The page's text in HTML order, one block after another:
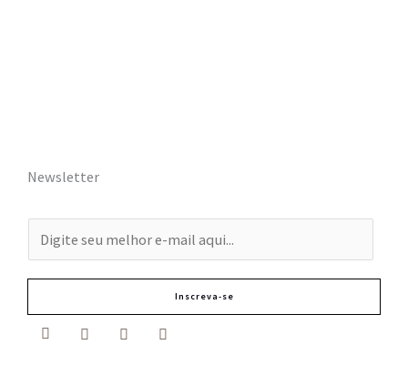
Newsletter
-
a
Inscreva-se